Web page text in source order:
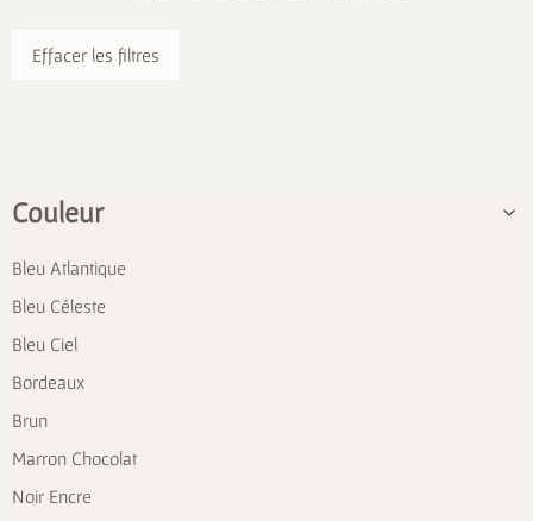
Effacer les filtres
Couleur
Bleu Atlantique
Bleu Céleste
Bleu Ciel
Bordeaux
Brun
Marron Chocolat
Noir Encre